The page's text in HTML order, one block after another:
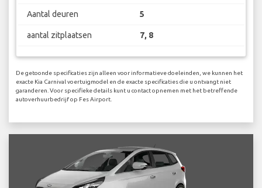
Aantal deuren 5
aantal zitplaatsen 7, 8
De getoonde specificaties zijn alleen voor informatieve doeleinden, we kunnen het
exacte Kia Carnival voertuigmodel en de exacte specificaties die u ontvangt niet
garanderen. Voor specifieke details kunt u contact opnemen met het betreffende
autoverhuurbedrijf op Fes Airport.